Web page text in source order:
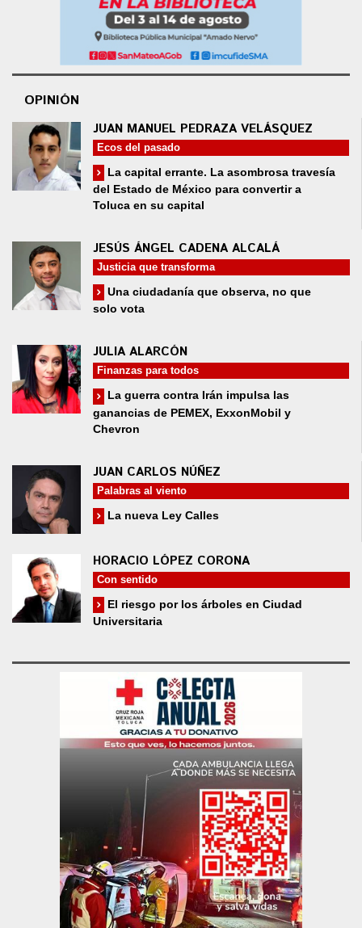
OPINIÓN
JUAN MANUEL PEDRAZA VELÁSQUEZ
Ecos del pasado
La capital errante. La asombrosa travesía
del Estado de México para convertir a
Toluca en su capital
JESÚS ÁNGEL CADENA ALCALÁ
Justicia que transforma
Una ciudadanía que observa, no que
solo vota
JULIA ALARCÓN
Finanzas para todos
La guerra contra Irán impulsa las
ganancias de PEMEX, ExxonMobil y
Chevron
JUAN CARLOS NÚÑEZ
Palabras al viento
La nueva Ley Calles
HORACIO LÓPEZ CORONA
Con sentido
El riesgo por los árboles en Ciudad
Universitaria